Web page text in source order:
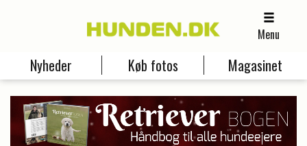
Menu
Nyheder Køb fotos Magasinet